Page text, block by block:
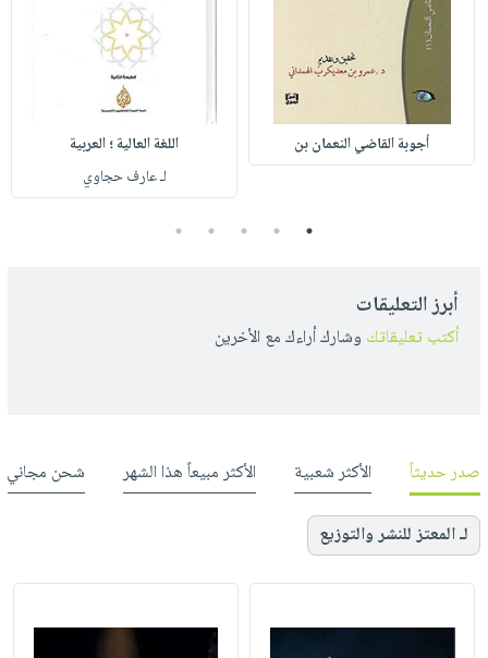
أجوبة القاضي النعمان بن
اللغة العالية ؛ العربية
لـ عارف حجاوي
1
2
3
4
5
أبرز التعليقات
أكتب تعليقاتك وشارك أراءك مع الأخرين
صدر حديثاً الأكثر شعبية الأكثر مبيعاً هذا الشهر شحن مجاني
لـ المعتز للنشر والتوزيع